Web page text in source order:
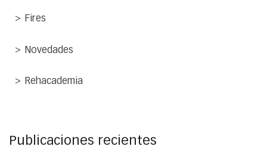
Fires
Novedades
Rehacademia
Publicaciones recientes